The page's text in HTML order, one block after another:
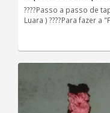
????Passo a passo de
Luara ) ????Para fazer a